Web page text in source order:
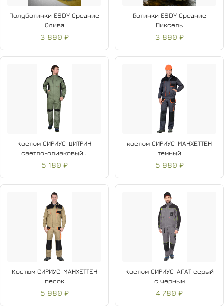
Полуботинки ESDY Средние
Олива
3 890 ₽
Ботинки ESDY Средние
Пиксель
3 890 ₽
Костюм СИРИУС-ЦИТРИН
светло-оливковый...
5 180 ₽
костюм СИРИУС-МАНХЕТТЕН
темный
5 980 ₽
Костюм СИРИУС-МАНХЕТТЕН
песок
5 980 ₽
Костюм СИРИУС-АГАТ серый
с черным
4 780 ₽